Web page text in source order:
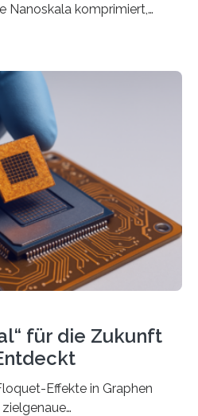
Nanoskala komprimiert,
ermöglichen, geleitet von
leistungsstarkes,
komprimiert,
Terahertz-Optik und bei
ermöglichen, geleitet von
Institut Josh Caldwell,
und Direktor des
für
der Vanderbilt University,
vom Fritz-Haber-Institut
Forschungsprojekt, das…
für die Zukunft
Effekte in Graphen